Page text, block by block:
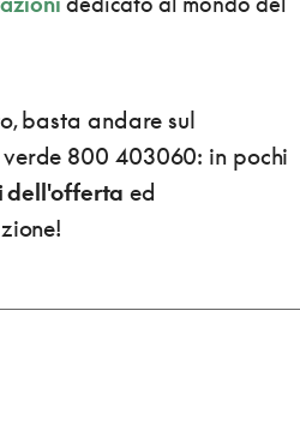
basta andare sul
800 403060: in pochi
dell'offerta ed